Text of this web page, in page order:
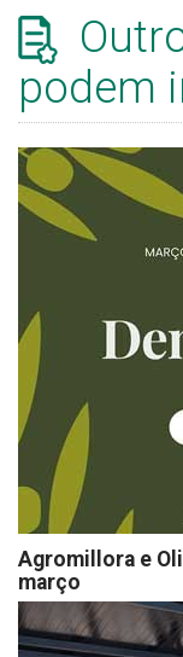
podem
Agromillora e
março